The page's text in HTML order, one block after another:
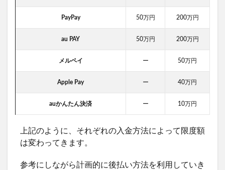
PayPay 50万円 200万円
au PAY 50万円 200万円
メルペイ ー 50万円
Apple Pay ー 40万円
auかんたん決済 ー 10万円
上記のように、それぞれの入金方法によって限度額
は変わってきます。
参考にしながら計画的に後払い方法を利用していき